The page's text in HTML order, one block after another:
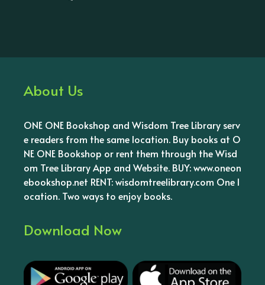
About Us
ONE ONE Bookshop and Wisdom Tree Library serv
e readers from the same location. Buy books at O
NE ONE Bookshop or rent them through the Wisd
om Tree Library App and Website. BUY: www.oneon
ebookshop.net RENT: wisdomtreelibrary.com One l
ocation. Two ways to enjoy books.
Download Now